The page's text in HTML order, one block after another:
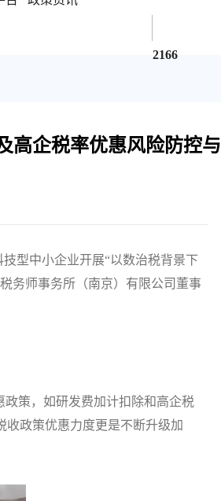
2166
高企税率优惠风险防控与
型中小企业开展“以数治税背景下
务师事务所（南京）有限公司董事
策，如研发费加计扣除和高企税
政策优惠力度更是不断升级加